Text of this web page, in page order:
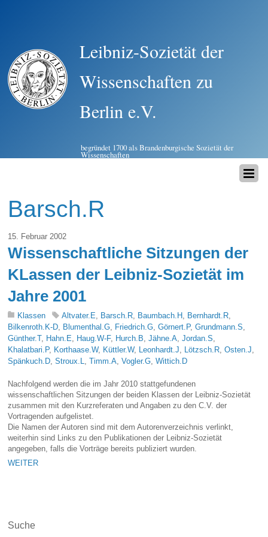
Leibniz-Sozietät der
Wissenschaften zu
Berlin e.V.
begründet 1700 als Brandenburgische Sozietät der
Wissenschaften
Barsch.R
15. Februar 2002
Wissenschaftliche Sitzungen der
KLassen der Leibniz-Sozietät im
Jahre 2001
Klassen Altvater.E, Barsch.R, Baumbach.H , Bernhardt.R,
Bilkenroth.K-D, Blumenthal.G, Friedrich.G,Görnert.P,Grundmann.S,
Günther.T, Hahn.E, Haug.W-F, Hurch.B,Jähne.A,Jordan.S,
Khalatbari.P, Korthaase.W, Küttler.W, Leonhardt.J, Lötzsch.R,Osten.J,
Spänkuch.D,Stroux.L,Timm.A,Vogler.G,Wittich.D
Nachfolgend werden die im Jahr 2010 stattgefundenen
wissenschaftlichen Sitzungen der beiden Klassen der Leibniz-Sozietät
zusammen mit den Kurzreferaten und Angaben zu den C.V. der
Vortragenden aufgelistet.
Die Namen der Autoren sind mit dem Autorenverzeichnis verlinkt,
weiterhin sind Links zu den Publikationen der Leibniz-Sozietät
angegeben, falls die Vorträge bereits publiziert wurden.
WEITER
Suche